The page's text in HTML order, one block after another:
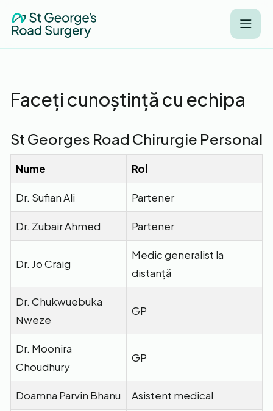
Faceți cunoștință cu echipa
St Georges Road Chirurgie Personal
Nume Rol
Dr. Sufian Ali Partener
Dr. Zubair Ahmed Partener
Dr. Jo Craig
Medic generalist la
distanță
Dr. Chukwuebuka
Nweze
GP
Dr. Moonira
Choudhury
GP
Doamna Parvin Bhanu Asistent medical